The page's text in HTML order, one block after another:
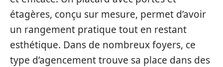
étagères, conçu sur mesure, permet d’avoir
un rangement pratique tout en restant
esthétique. Dans de nombreux foyers, ce
type d’agencement trouve sa place dans des